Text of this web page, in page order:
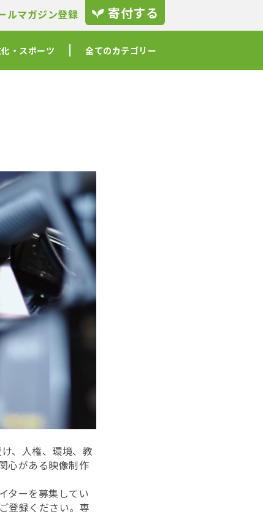
ルマガジン登録 寄付する
・スポーツ 全てのカテゴリー
、人権、環境、教
心がある映像制作
ターを募集してい
登録ください。専